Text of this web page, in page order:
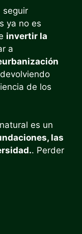
seguir
ya no es
invertir la
a
de los
es un
las
. Perder